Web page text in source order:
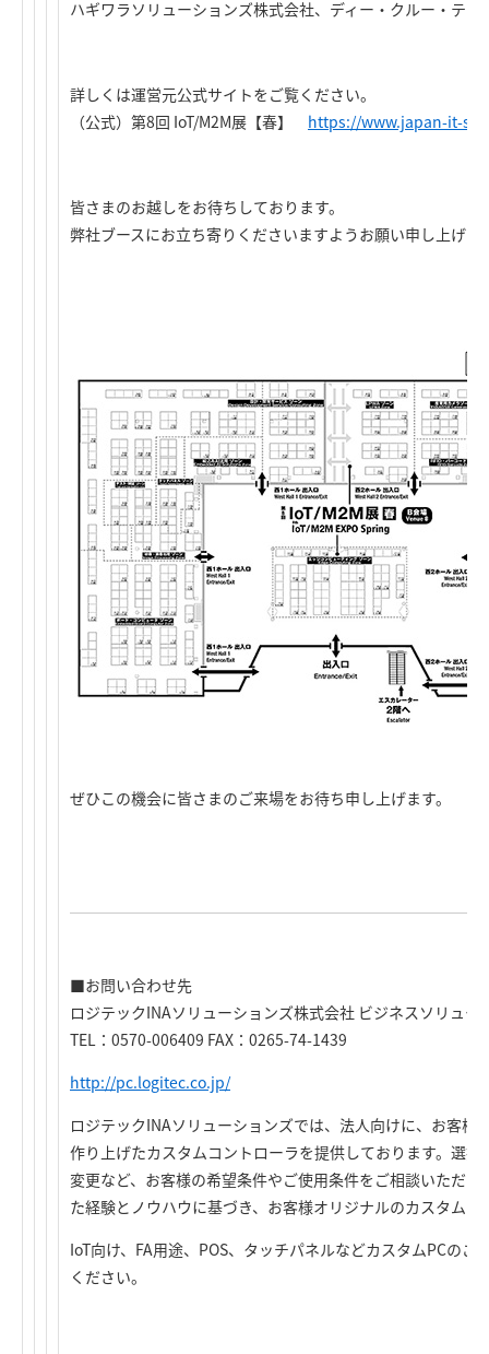
ハギワラソリューションズ株式会社、ディー・クルー・テク
詳しくは運営元公式サイトをご覧ください。
（公式）第8回 IoT/M2M展【春】 https://www.japan-it-
皆さまのお越しをお待ちしております。
弊社ブースにお立ち寄りくださいますようお願い申し上げま
ぜひこの機会に皆さまのご来場をお待ち申し上げます。
■お問い合わせ先
ロジテックINAソリューションズ株式会社 ビジネスソリュー
TEL：0570-006409 FAX：0265-74-1439
http://pc.logitec.co.jp/
ロジテックINAソリューションズでは、法人向けに、お客様
作り上げたカスタムコントローラを提供しております。選
変更など、お客様の希望条件やご使用条件をご相談いただ
た経験とノウハウに基づき、お客様オリジナルのカスタム
IoT向け、FA用途、POS、タッチパネルなどカスタムPCの
ください。